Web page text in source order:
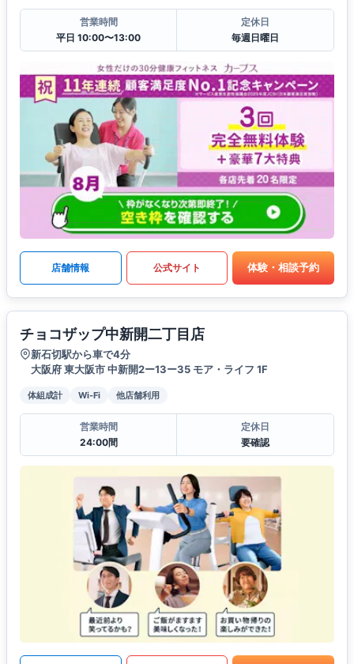
営業時間
平日 10:00〜13:00
定休日
毎週日曜日
店舗情報 公式サイト 体験・相談予約
チョコザップ中新開二丁目店
新石切駅から車で4分
大阪府 東大阪市 中新開2ー13ー35 モア・ライフ 1F
体組成計 Wi-Fi 他店舗利用
営業時間
24:00間
定休日
要確認